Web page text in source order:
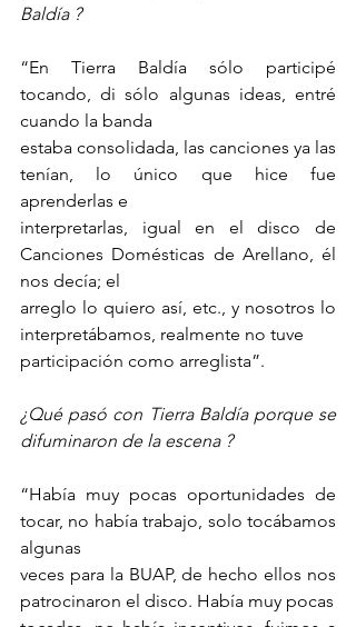
Baldía ?
“En Tierra Baldía sólo participé
tocando, di sólo algunas ideas, entré
cuando la banda
estaba consolidada, las canciones ya las
tenían, lo único que hice fue
aprenderlas e
interpretarlas, igual en el disco de
Canciones Domésticas de Arellano, él
nos decía; el
arreglo lo quiero así, etc., y nosotros lo
interpretábamos, realmente no tuve
participación como arreglista”.
¿Qué pasó con Tierra Baldía porque se
difuminaron de la escena ?
“Había muy pocas oportunidades de
tocar, no había trabajo, solo tocábamos
algunas
veces para la BUAP, de hecho ellos nos
patrocinaron el disco. Había muy pocas